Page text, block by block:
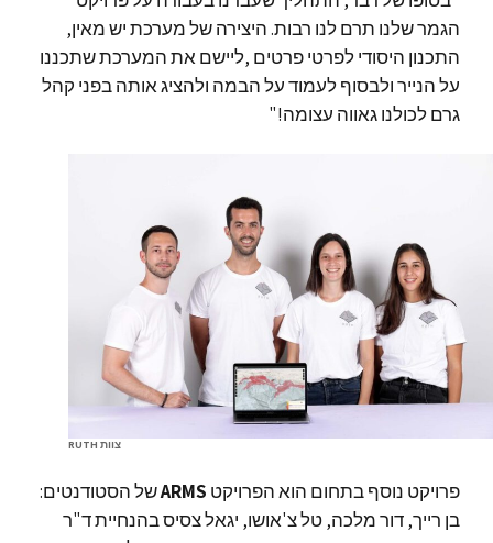
הגמר שלנו תרם לנו רבות. היצירה של מערכת יש מאין,
התכנון היסודי לפרטי פרטים ,ליישם את המערכת שתכננו
על הנייר ולבסוף לעמוד על הבמה ולהציג אותה בפני קהל
גרם לכולנו גאווה עצומה!"
צוות RUTH
פרויקט נוסף בתחום הוא הפרויקט ARMSשל הסטודנטים:
בן רייך, דור מלכה, טל צ'אושו, יגאל צסיס בהנחיית ד"ר